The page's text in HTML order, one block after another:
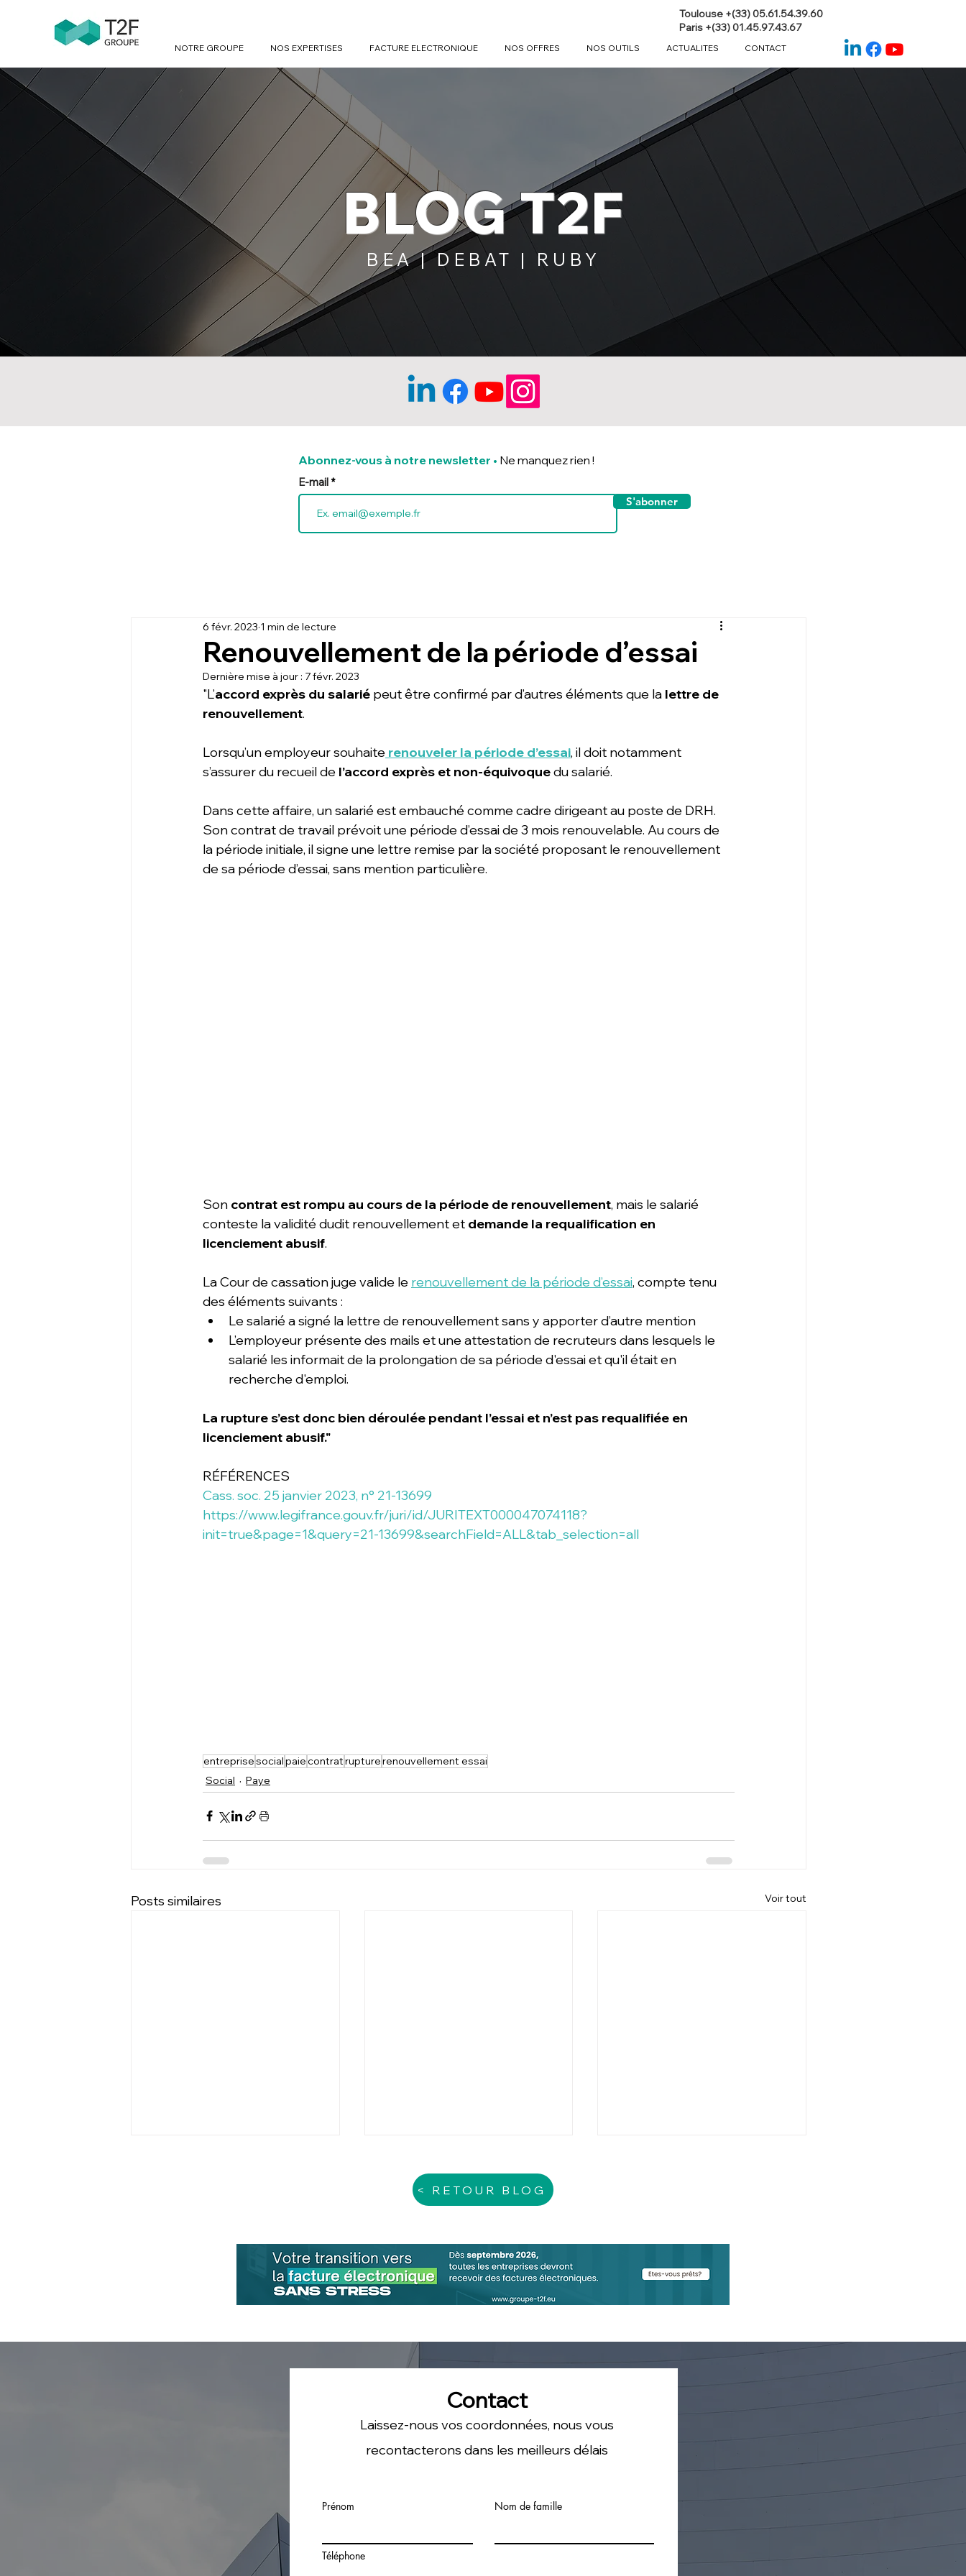
Toulouse +(33) 05.61.54.39.60
Paris +(33) 01.45.97.43.67
NOTRE GROUPE NOS EXPERTISES FACTURE ELECTRONIQUE NOS OFFRES NOS OUTILS ACTUALITES CONTACT
BLOG T2F
BEA | DEBAT | RUBY
Abonnez-vous à notre newsletter • Ne manquez rien !
E-mail
S'abonner
Renouvellement de la période d’essai
6 févr. 2023 1 min de lecture
Dernière mise à jour : 7 févr. 2023
"L’accord exprès du salarié peut être confirmé par d’autres éléments que la lettre de
renouvellement.
Lorsqu’un employeur souhaite renouveler la période d’essai, il doit notamment
s’assurer du recueil de l’accord exprès et non-équivoque du salarié.
Dans cette affaire, un salarié est embauché comme cadre dirigeant au poste de DRH.
Son contrat de travail prévoit une période d’essai de 3 mois renouvelable. Au cours de
la période initiale, il signe une lettre remise par la société proposant le renouvellement
de sa période d’essai, sans mention particulière.
Son contrat est rompu au cours de la période de renouvellement, mais le salarié
conteste la validité dudit renouvellement et demande la requalification en
licenciement abusif.
La Cour de cassation juge valide le renouvellement de la période d’essai, compte tenu
des éléments suivants :
Le salarié a signé la lettre de renouvellement sans y apporter d’autre mention
L’employeur présente des mails et une attestation de recruteurs dans lesquels le
salarié les informait de la prolongation de sa période d'essai et qu'il était en
recherche d'emploi.
La rupture s’est donc bien déroulée pendant l’essai et n’est pas requalifiée en
licenciement abusif."
RÉFÉRENCES
Cass. soc. 25 janvier 2023, n° 21-13699
https://www.legifrance.gouv.fr/juri/id/JURITEXT000047074118?
init=true&page=1&query=21-13699&searchField=ALL&tab_selection=all
entreprisesocialpaiecontratrupturerenouvellement essai
Social
Paye
Posts similaires Voir tout
Audit social : Pourquoi et
comment sécuriser votre
Bilan social et dialogue
social : un outil au service
du CSE et des salariés
Incendies exceptionnels :
du Travail pour les
< RETOUR BLOG
Contact
Laissez-nous vos coordonnées, nous vous
recontacterons dans les meilleurs délais
Prénom Nom de famille
Téléphone